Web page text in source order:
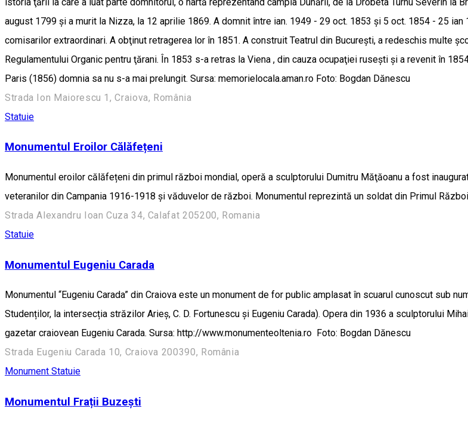
august 1799 şi a murit la Nizza, la 12 aprilie 1869. A domnit între ian. 1949 - 29 oct. 1853 şi 5 oct. 1854 - 25
comisarilor extraordinari. A obţinut retragerea lor în 1851. A construit Teatrul din Bucureşti, a redeschis multe
Regulamentului Organic pentru ţărani. În 1853 s-a retras la Viena , din cauza ocupaţiei ruseşti şi a revenit în
Paris (1856) domnia sa nu s-a mai prelungit. Sursa: memorielocala.aman.ro Foto: Bogdan Dănescu
Strada Ion Maiorescu 1, Craiova, România
Statuie
Monumentul Eroilor Călăfețeni
Monumentul eroilor călăfețeni din primul război mondial, operă a sculptorului Dumitru Măţăoanu a fost
veteranilor din Campania 1916-1918 şi văduvelor de război. Monumentul reprezintă un soldat din Primul
Strada Alexandru Ioan Cuza 34, Calafat 205200, Romania
Statuie
Monumentul Eugeniu Carada
Monumentul “Eugeniu Carada” din Craiova este un monument de for public amplasat în scuarul cunoscut sub
Studenților, la intersecția străzilor Arieș, C. D. Fortunescu și Eugeniu Carada). Opera din 1936 a sculptorului
gazetar craiovean Eugeniu Carada. Sursa: http://www.monumenteoltenia.ro Foto: Bogdan Dănescu
Strada Eugeniu Carada 10, Craiova 200390, România
Monument Statuie
Monumentul Frații Buzești